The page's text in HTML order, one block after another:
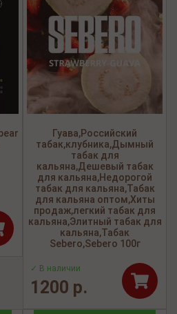
Гуава,Российский
табак,клубника,Дымный
табак для
кальяна,Дешевый табак
для кальяна,Недорогой
табак для кальяна,Табак
для кальяна оптом,Хиты
продаж,легкий табак для
кальяна,Элитный табак для
кальяна,Табак
Sebero,Sebero 100г
✓ В наличии
1200 р.